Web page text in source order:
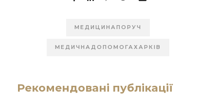
МЕДИЦИНАПОРУЧ
МЕДИЧНАДОПОМОГАХАРКІВ
Рекомендовані публікації